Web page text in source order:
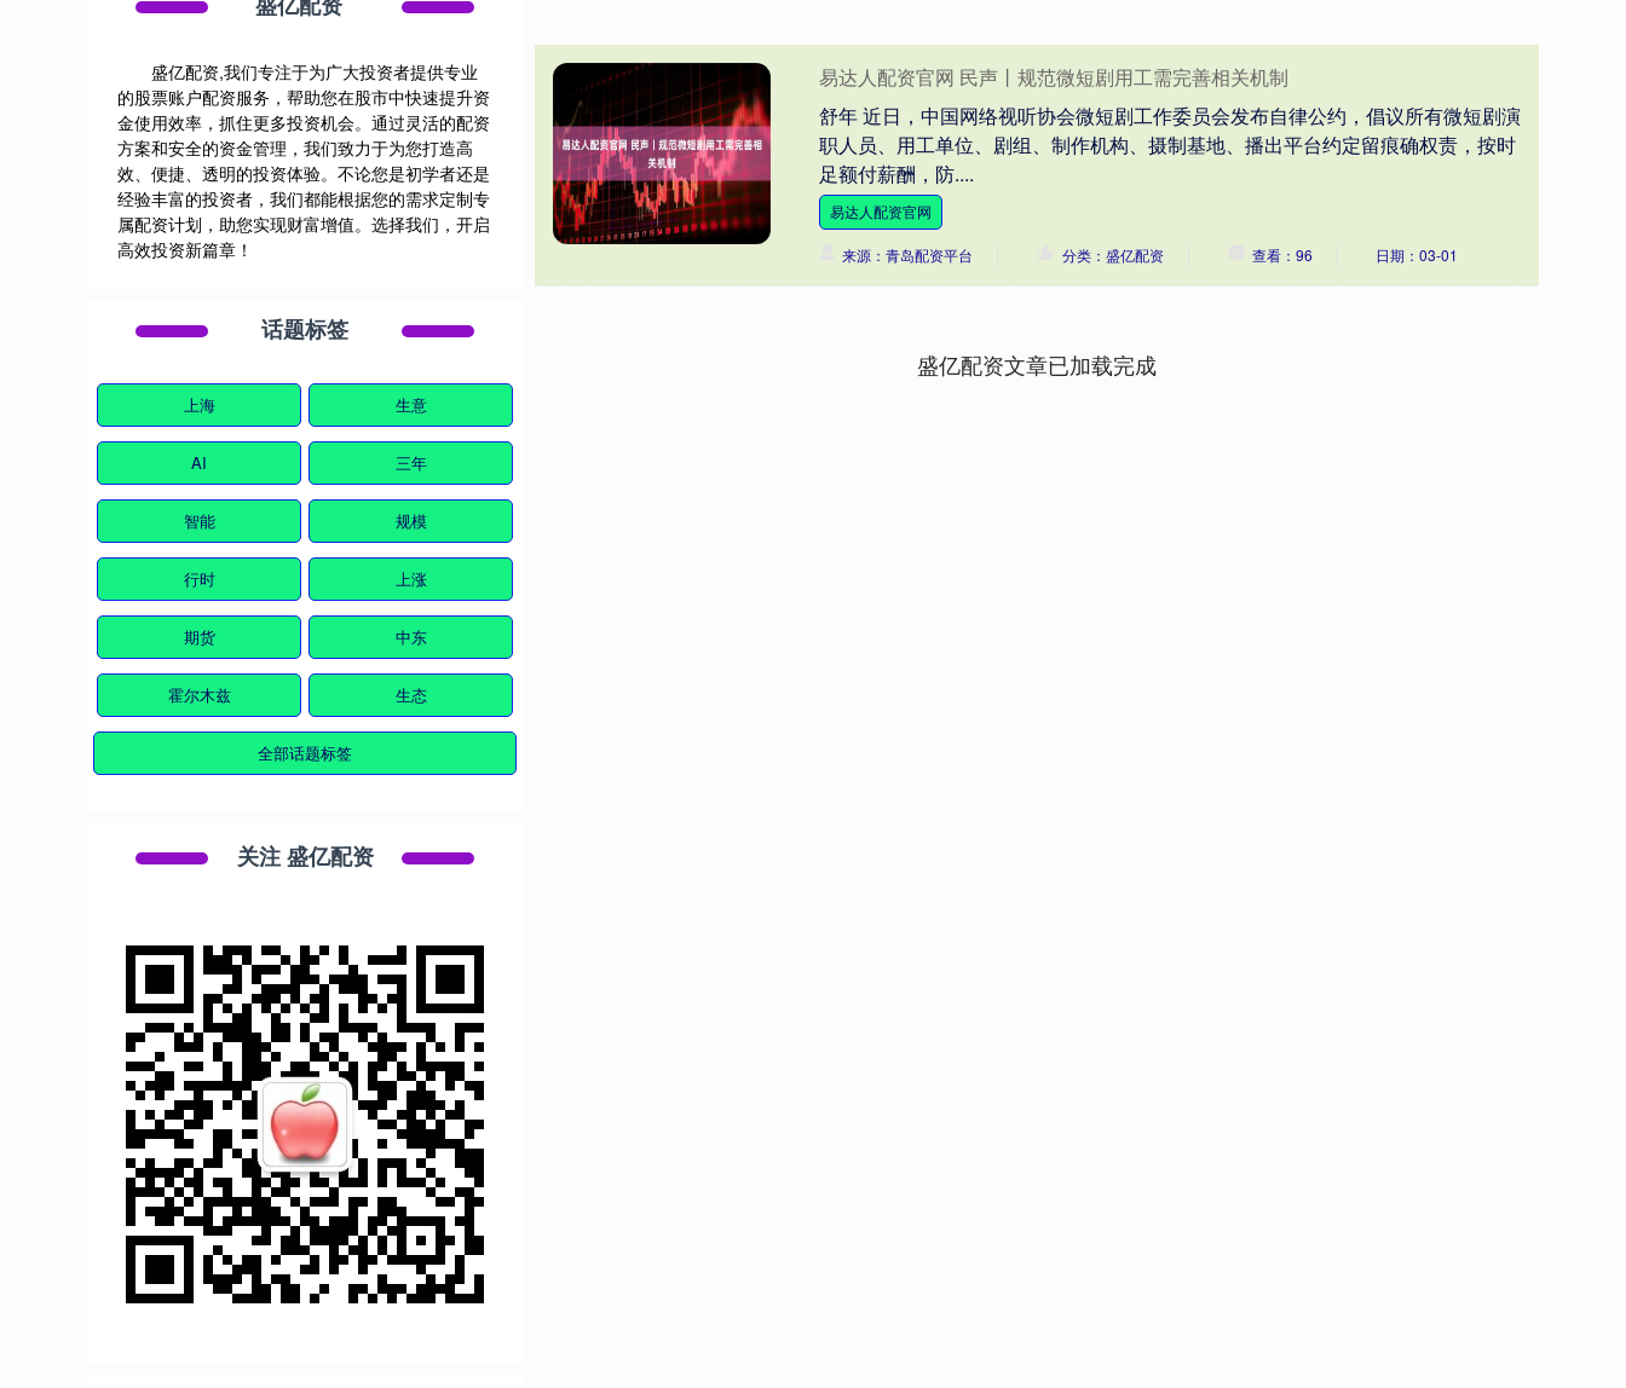
易达人配资官网 民声丨规范微短剧用工需完善相关机制
舒年 近日，中国网络视听协会微短剧工作委员会发布自律公约，倡议所有微短剧演
职人员、用工单位、剧组、制作机构、摄制基地、播出平台约定留痕确权责，按时
足额付薪酬，防....
易达人配资官网
来源：青岛配资平台 分类：盛亿配资 查看：96 日期：03-01
盛亿配资文章已加载完成
盛亿配资,我们专注于为广大投资者提供专业
的股票账户配资服务，帮助您在股市中快速提升资
金使用效率，抓住更多投资机会。通过灵活的配资
方案和安全的资金管理，我们致力于为您打造高
效、便捷、透明的投资体验。不论您是初学者还是
经验丰富的投资者，我们都能根据您的需求定制专
属配资计划，助您实现财富增值。选择我们，开启
高效投资新篇章！
话题标签
上海 生意
AI 三年
智能 规模
行时 上涨
期货 中东
霍尔木兹 生态
全部话题标签
关注 盛亿配资